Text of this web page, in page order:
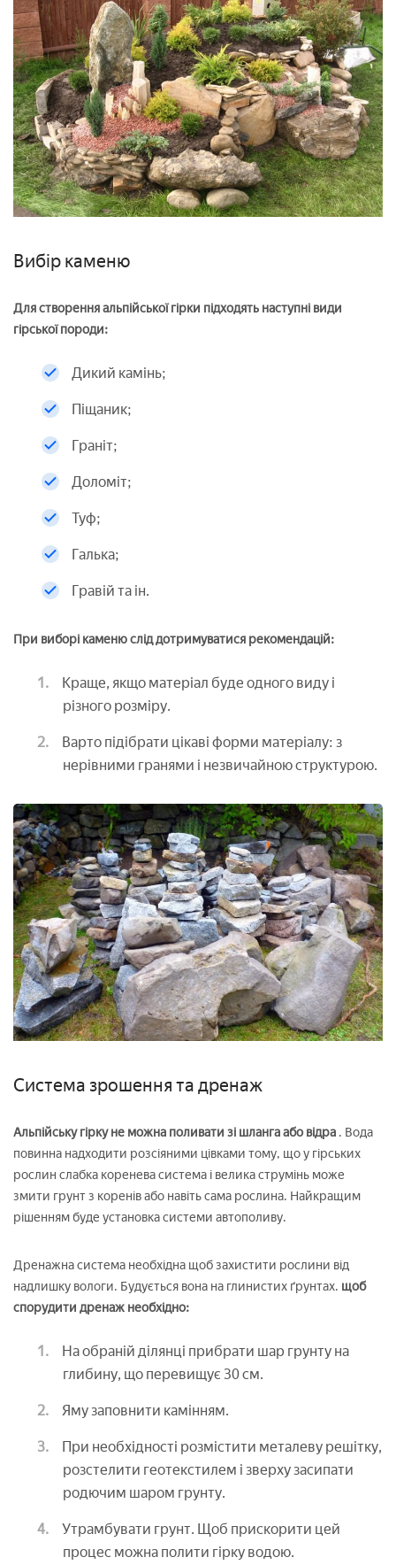
Вибір каменю
Для створення альпійської гірки підходять наступні види
гірської породи:
Дикий камінь;
Піщаник;
Граніт;
Доломіт;
Туф;
Галька;
Гравій та ін.
При виборі каменю слід дотримуватися рекомендацій:
Краще, якщо матеріал буде одного виду і
різного розміру.
Варто підібрати цікаві форми матеріалу: з
нерівними гранями і незвичайною структурою.
Система зрошення та дренаж
Альпійську гірку не можна поливати зі шланга або відра . Вода
повинна надходити розсіяними цівками тому, що у гірських
рослин слабка коренева система і велика струмінь може
змити грунт з коренів або навіть сама рослина. Найкращим
рішенням буде установка системи автополиву.
Дренажна система необхідна щоб захистити рослини від
надлишку вологи. Будується вона на глинистих ґрунтах. щоб
спорудити дренаж необхідно:
На обраній ділянці прибрати шар грунту на
глибину, що перевищує 30 см.
Яму заповнити камінням.
При необхідності розмістити металеву решітку,
розстелити геотекстилем і зверху засипати
родючим шаром грунту.
Утрамбувати грунт. Щоб прискорити цей
процес можна полити гірку водою.